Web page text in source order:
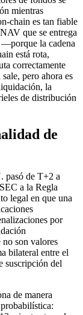
mientras
chain es tan fiable
que se entrega
—porque la cadena
está rota,
correctamente
pero ahora es
la
de distribución
de
pasó de T+2 a
a la Regla
legal en que una
por
no son valores
bilateral entre el
suscripción del
de manera